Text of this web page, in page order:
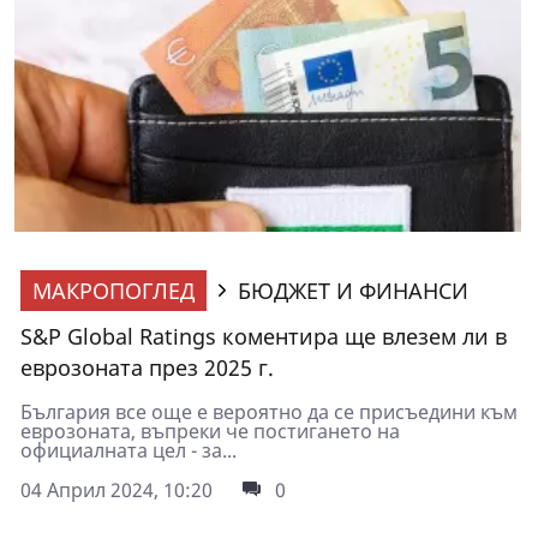
МАКРОПОГЛЕД
БЮДЖЕТ И ФИНАНСИ
S&P Global Ratings коментира ще влезем ли в
еврозоната през 2025 г.
България все още е вероятно да се присъедини към
еврозоната, въпреки че постигането на
официалната цел - за...
04 Април 2024, 10:20
0